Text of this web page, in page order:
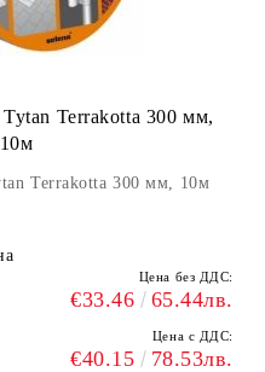
Terrakotta 300 мм,
Terrakotta 300 мм, 10м
Цена без ДДС:
€33.46 65.44лв.
Цена с ДДС:
€40.15 78.53лв.